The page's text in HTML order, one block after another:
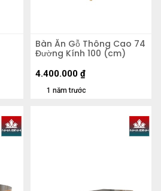
Bàn Ăn Gỗ Thông Cao 74
Đường Kính 100 (cm)
1 năm trước
4.400.000 ₫